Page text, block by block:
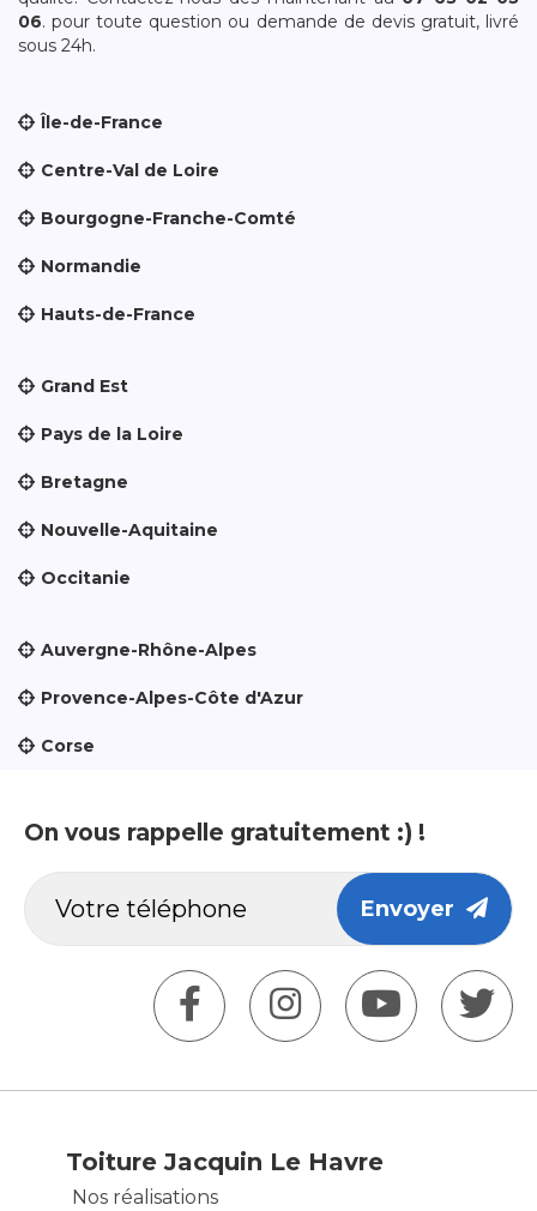
06. pour toute question ou demande de devis gratuit, livré
sous 24h.
Île-de-France
Centre-Val de Loire
Bourgogne-Franche-Comté
Normandie
Hauts-de-France
Grand Est
Pays de la Loire
Bretagne
Nouvelle-Aquitaine
Occitanie
Auvergne-Rhône-Alpes
Provence-Alpes-Côte d'Azur
Corse
On vous rappelle gratuitement :) !
Envoyer
Toiture Jacquin Le Havre
Nos réalisations